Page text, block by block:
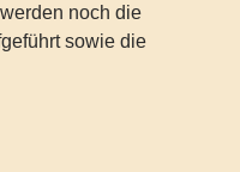
noch die
sowie die